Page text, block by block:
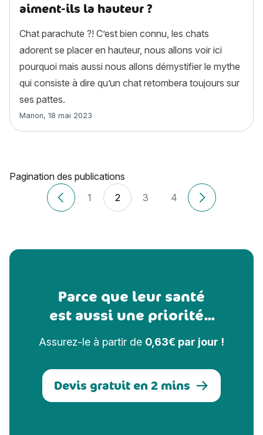
aiment-ils la hauteur ?
Chat parachute ?! C’est bien connu, les chats
adorent se placer en hauteur, nous allons voir ici
pourquoi mais aussi nous allons démystifier le mythe
qui consiste à dire qu’un chat retombera toujours sur
ses pattes.
Article rédigé par
Manon, 18 mai 2023
Pagination des publications
Articles plus récents
1 2 3 4
Anciens
Parce que leur santé
est aussi une priorité...
Assurez-le à partir de 0,63€ par jour !
Devis gratuit en 2 mins